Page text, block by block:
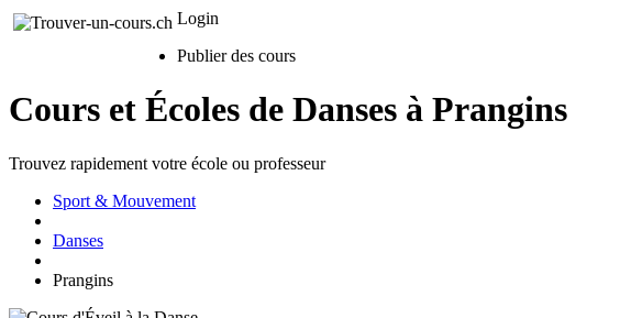
Login
Publier des cours
Cours et Écoles de Danses à Prangins
Trouvez rapidement votre école ou professeur
Sport & Mouvement
Danses
Prangins